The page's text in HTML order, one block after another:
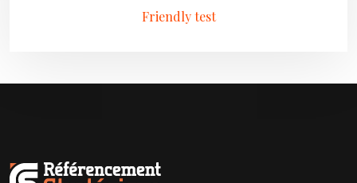
Friendly test